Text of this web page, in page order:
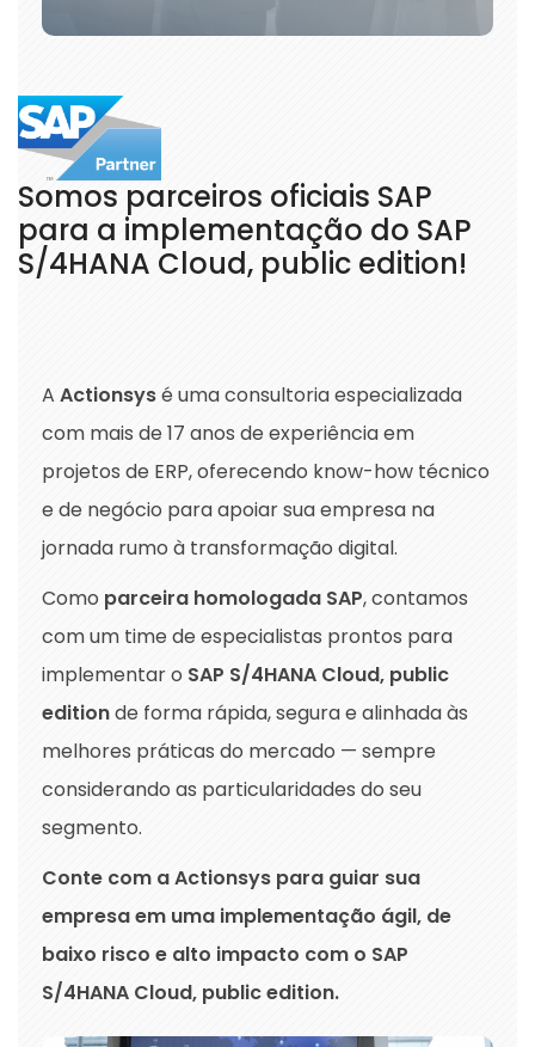
Somos parceiros oficiais SAP
para a implementação do SAP
S/4HANA Cloud, public edition!
A Actionsysé uma consultoria especializada
com mais de 17 anos de experiência em
projetos de ERP, oferecendo know-how técnico
e de negócio para apoiar sua empresa na
jornada rumo à transformação digital.
Como parceira homologada SAP, contamos
com um time de especialistas prontos para
implementar o SAP S/4HANA Cloud, public
editionde forma rápida, segura e alinhada às
melhores práticas do mercado — sempre
considerando as particularidades do seu
segmento.
Conte com a Actionsys para guiar sua
empresa em uma implementação ágil, de
baixo risco e alto impacto com o SAP
S/4HANA Cloud, public edition.